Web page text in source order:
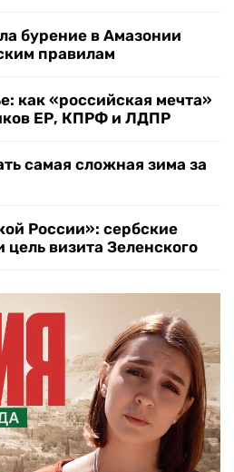
бурение в Амазонии
правилам
как «российская мечта»
ЕР, КПРФ и ЛДПР
самая сложная зима за
России»: сербские
визита Зеленского